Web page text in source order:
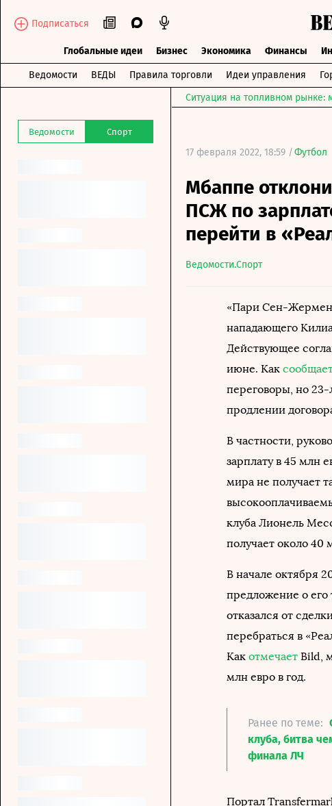
Подписаться
Глобальные идеи Бизнес Экономика Финансы
Ведомости ВЕДЫ Правила торговли Идеи управления
Ведомости Спорт
Ситуация на топливном рынке:
17 февраля 2022, 18:59 /Футбол
Мбаппе
ПСЖ по
перейти в
Ведомости.Спорт
«Пари Сен-
нападающего
Действующее
июне. Как
переговоры, но
продлении
В частности,
зарплату в 45 млн
мира не получает
клуба Лионель
получает около 40
В начале октября
предложение о
отказался от
перебраться в
Как отмечает Bild,
млн евро в год.
Ранее по теме:
клуба, битва
финала ЛЧ
Портал